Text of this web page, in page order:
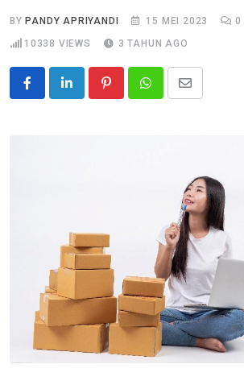
BY PANDY APRIYANDI 15 MEI 2023 0
10338 VIEWS 3 TAHUN AGO
PinterestWhatsappShare